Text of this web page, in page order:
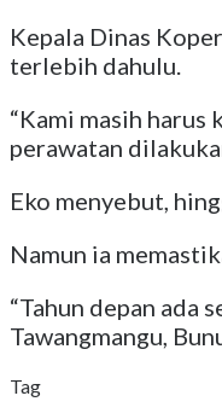
Kepala Dinas
terlebih dahulu.
“Kami masih harus
perawatan
Eko menyebut,
Namun ia
“Tahun depan ada
Tawangmangu,
Tag